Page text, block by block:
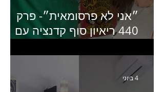
״אני לא פרסומאית״- פרק
440 ריאיון סוף קדנציה עם
מנכ״לית באומן בר ריבנאי
4 ביוני